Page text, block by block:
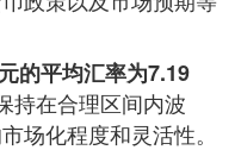
的平均汇率为7.19
持在合理区间内波
场化程度和灵活性。